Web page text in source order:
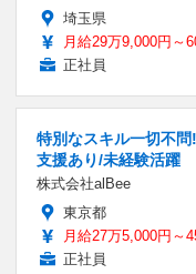
埼玉県
月給29万9,000円～
正社員
特別なスキル一切不
支援あり/未経験活躍
株式会社alBee
東京都
月給27万5,000円～
正社員